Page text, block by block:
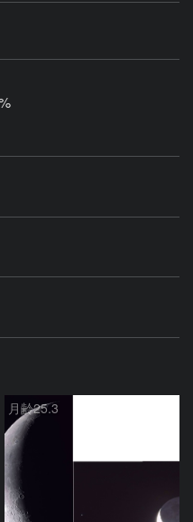
月齢25.3